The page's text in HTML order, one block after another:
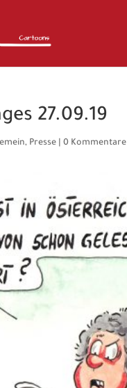
27.09.19
, Presse |0 Kommentare